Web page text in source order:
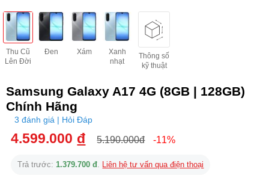
Thu Cũ
Lên Đời
Đen Xám
Xanh
nhạt
Thông số
kỹ thuật
Samsung Galaxy A17 4G (8GB | 128GB)
Chính Hãng
3 đánh giá | Hỏi Đáp
4.599.000 đ 5.190.000đ -11%
Trả trước:1.379.700 đ. Liên hệ tư vấn qua điện thoại